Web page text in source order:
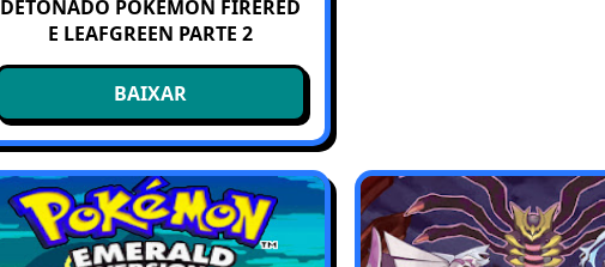
DETONADO POKEMON FIRERED
E LEAFGREEN PARTE 2
BAIXAR